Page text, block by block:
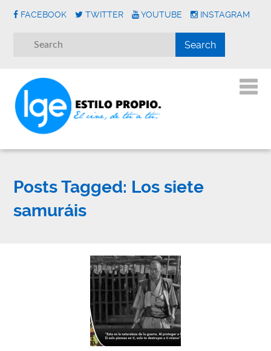
FACEBOOK TWITTER YOUTUBE INSTAGRAM
Posts Tagged: Los siete
samuráis